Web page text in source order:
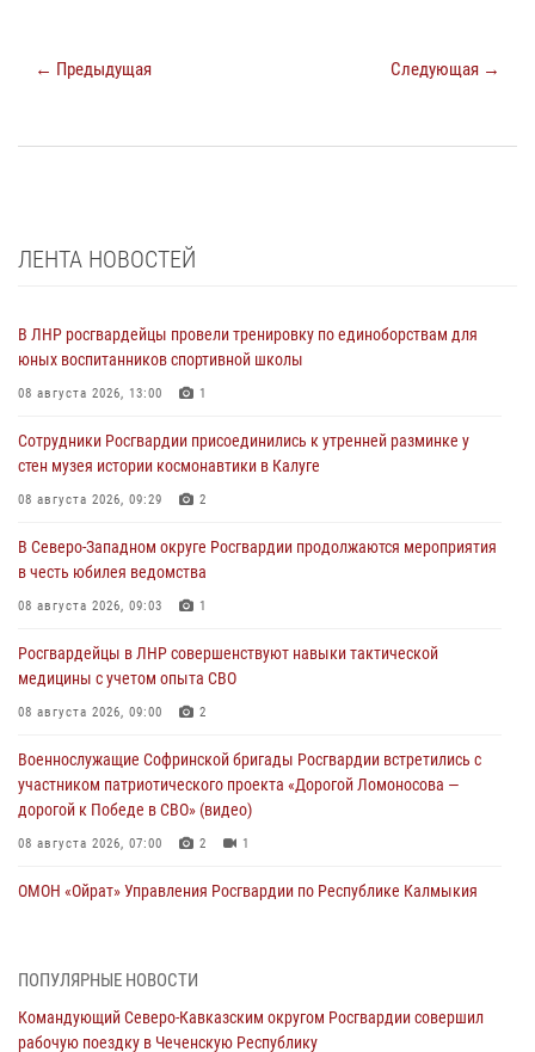
← Предыдущая Следующая →
ЛЕНТА НОВОСТЕЙ
В ЛНР росгвардейцы провели тренировку по единоборствам для
юных воспитанников спортивной школы
08 августа 2026, 13:00 1
Сотрудники Росгвардии присоединились к утренней разминке у
стен музея истории космонавтики в Калуге
08 августа 2026, 09:29 2
В Северо-Западном округе Росгвардии продолжаются мероприятия
в честь юбилея ведомства
08 августа 2026, 09:03 1
Росгвардейцы в ЛНР совершенствуют навыки тактической
медицины с учетом опыта СВО
08 августа 2026, 09:00 2
Военнослужащие Софринской бригады Росгвардии встретились с
участником патриотического проекта «Дорогой Ломоносова —
дорогой к Победе в СВО» (видео)
08 августа 2026, 07:00 2 1
ОМОН «Ойрат» Управления Росгвардии по Республике Калмыкия
настольному теннису ко Дню физкультурника
ПОПУЛЯРНЫЕ НОВОСТИ
Командующий Северо-Кавказским округом Росгвардии совершил
рабочую поездку в Чеченскую Республику